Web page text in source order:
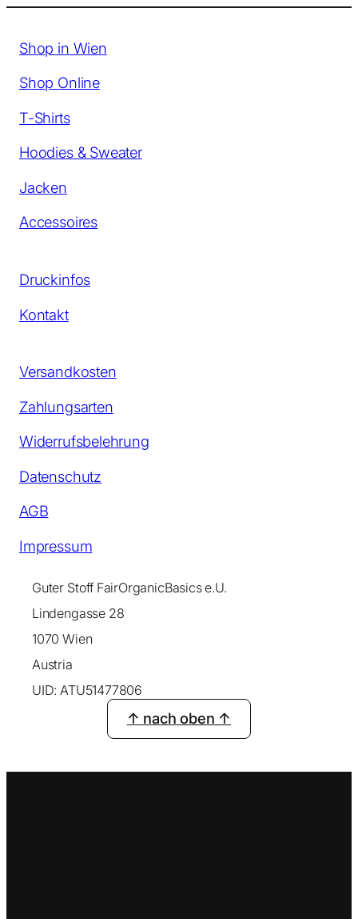
Shop in Wien
Shop Online
T-Shirts
Hoodies & Sweater
Jacken
Accessoires
Druckinfos
Kontakt
Versandkosten
Zahlungsarten
Widerrufsbelehrung
Datenschutz
AGB
Impressum
Guter Stoff FairOrganicBasics e.U.
Lindengasse 28
1070 Wien
Austria
UID: ATU51477806
↑ nach oben ↑